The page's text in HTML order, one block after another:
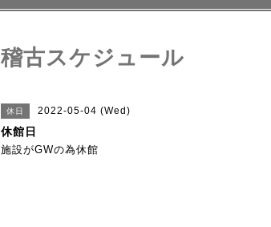
稽古スケジュール
休日 2022-05-04 (Wed)
休館日
施設がGWの為休館